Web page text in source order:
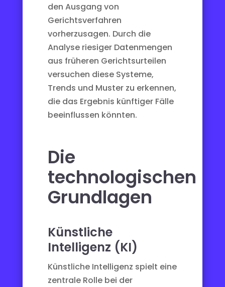
den Ausgang von
Gerichtsverfahren
vorherzusagen. Durch die
Analyse riesiger Datenmengen
aus früheren Gerichtsurteilen
versuchen diese Systeme,
Trends und Muster zu erkennen,
die das Ergebnis künftiger Fälle
beeinflussen könnten.
Die
technologischen
Grundlagen
Künstliche
Intelligenz (KI)
Künstliche Intelligenz spielt eine
zentrale Rolle bei der